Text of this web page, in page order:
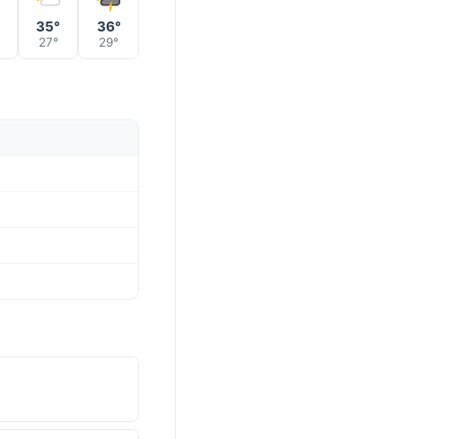
35°
27°
36°
29°